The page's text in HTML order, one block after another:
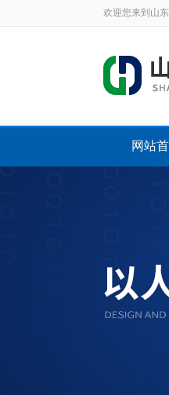
欢迎您来到山
网站